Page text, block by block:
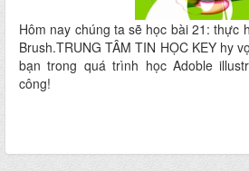
Hôm nay chúng ta sẽ học bài 21: thực
Brush.TRUNG TÂM TIN HỌC KEY hy
bạn trong quá trình học Adoble
công!